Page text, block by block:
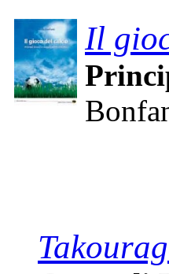
Il